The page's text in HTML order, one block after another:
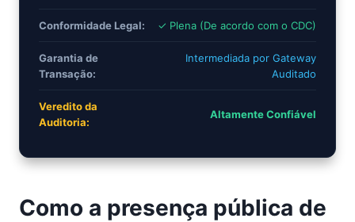
Conformidade Legal: ✓ Plena (De acordo com o CDC)
Garantia de
Transação:
Intermediada por Gateway
Auditado
Veredito da
Auditoria:
Altamente Confiável
Como a presença pública de